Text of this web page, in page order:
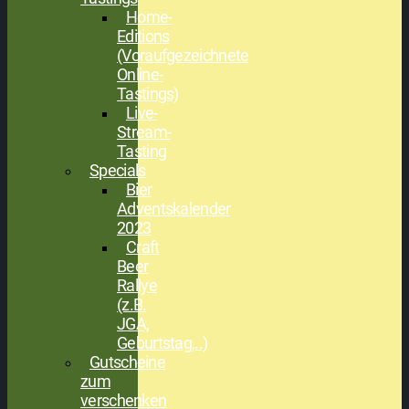
Home-
Editions
(Voraufgezeichnete
Online-
Tastings)
Live-
Stream-
Tasting
Specials
Bier
Adventskalender
2023
Craft
Beer
Rallye
(z.B.
JGA,
Geburtstag,..)
Gutscheine
zum
verschenken